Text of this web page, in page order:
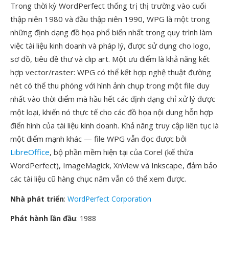
Trong thời kỳ WordPerfect thống trị thị trường vào cuối
thập niên 1980 và đầu thập niên 1990, WPG là một trong
những định dạng đồ họa phổ biến nhất trong quy trình làm
việc tài liệu kinh doanh và pháp lý, được sử dụng cho logo,
sơ đồ, tiêu đề thư và clip art. Một ưu điểm là khả năng kết
hợp vector/raster: WPG có thể kết hợp nghệ thuật đường
nét có thể thu phóng với hình ảnh chụp trong một file duy
nhất vào thời điểm mà hầu hết các định dạng chỉ xử lý được
một loại, khiến nó thực tế cho các đồ họa nội dung hỗn hợp
điển hình của tài liệu kinh doanh. Khả năng truy cập liên tục là
một điểm mạnh khác — file WPG vẫn đọc được bởi
LibreOffice, bộ phần mềm hiện tại của Corel (kế thừa
WordPerfect), ImageMagick, XnView và Inkscape, đảm bảo
các tài liệu cũ hàng chục năm vẫn có thể xem được.
Nhà phát triển: WordPerfect Corporation
Phát hành lần đầu: 1988